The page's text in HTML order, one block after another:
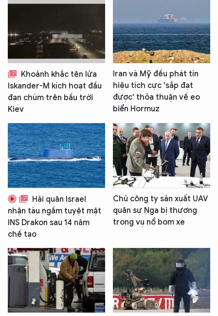
Khoảnh khắc tên lửa
Iskander-M kích hoạt đầu
đạn chùm trên bầu trời
Kiev
Iran và Mỹ đều phát tín
hiệu tích cực 'sắp đạt
được' thỏa thuận về eo
biển Hormuz
Hải quân Israel
nhận tàu ngầm tuyệt mật
INS Drakon sau 14 năm
chế tạo
Chủ công ty sản xuất UAV
quân sự Nga bị thương
trong vụ nổ bom xe